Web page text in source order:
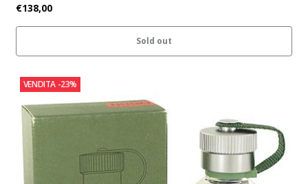
€138,00
Sold out
VENDITA -23%